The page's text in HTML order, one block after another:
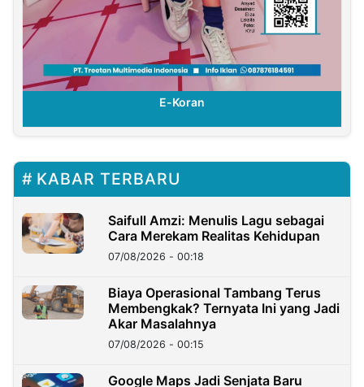
E-Koran
KABAR TERBARU
Saifull Amzi: Menulis Lagu sebagai
Cara Merekam Realitas Kehidupan
07/08/2026 - 00:18
Biaya Operasional Tambang Terus
Membengkak? Ternyata Ini yang Jadi
Akar Masalahnya
07/08/2026 - 00:15
Google Maps Jadi Senjata Baru